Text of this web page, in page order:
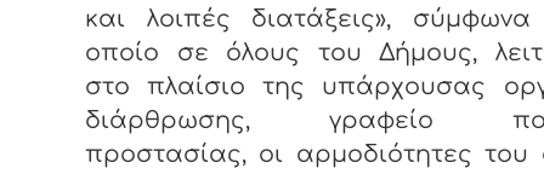
και λοιπές διατάξεις»,
οποίο σε όλους του Δήμους,
στο πλαίσιο της υπάρχουσας
διάρθρωσης, γραφείο
προστασίας, οι αρμοδιότητες του